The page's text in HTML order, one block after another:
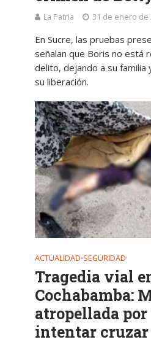
La Patria 31 de enero de
En Sucre, las pruebas
señalan que Boris no está
delito, dejando a su familia
su liberación.
ACTUALIDAD•SEGURIDAD
Tragedia vial
Cochabamba:
atropellada
intentar